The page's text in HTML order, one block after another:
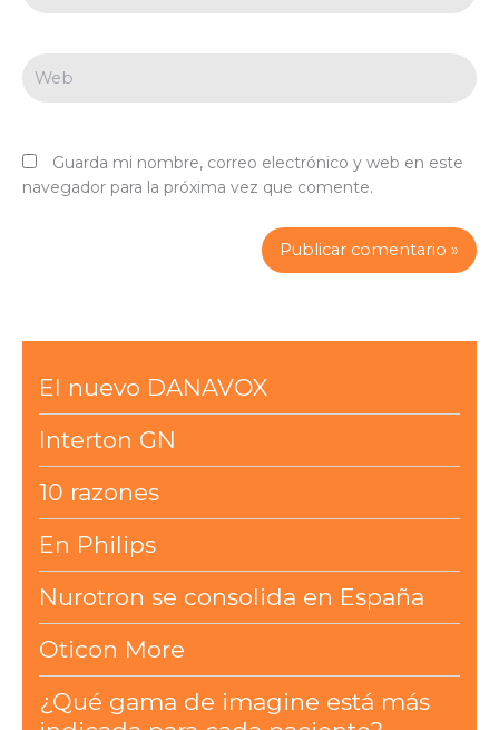
Guarda mi nombre, correo electrónico y web en este
navegador para la próxima vez que comente.
El nuevo DANAVOX
Interton GN
10 razones
En Philips
Nurotron se consolida en España
Oticon More
¿Qué gama de imagine está más